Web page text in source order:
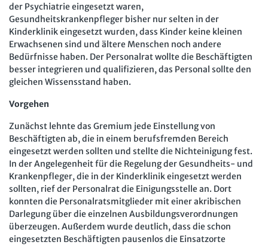
der Psychiatrie eingesetzt waren,
Gesundheitskrankenpfleger bisher nur selten in der
Kinderklinik eingesetzt wurden, dass Kinder keine kleinen
Erwachsenen sind und ältere Menschen noch andere
Bedürfnisse haben. Der Personalrat wollte die Beschäftigten
besser integrieren und qualifizieren, das Personal sollte den
gleichen Wissensstand haben.
Vorgehen
Zunächst lehnte das Gremium jede Einstellung von
Beschäftigten ab, die in einem berufsfremden Bereich
eingesetzt werden sollten und stellte die Nichteinigung fest.
In der Angelegenheit für die Regelung der Gesundheits- und
Krankenpfleger, die in der Kinderklinik eingesetzt werden
sollten, rief der Personalrat die Einigungsstelle an. Dort
konnten die Personalratsmitglieder mit einer akribischen
Darlegung über die einzelnen Ausbildungsverordnungen
überzeugen. Außerdem wurde deutlich, dass die schon
eingesetzten Beschäftigten pausenlos die Einsatzorte